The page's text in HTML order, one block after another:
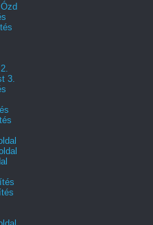
3.